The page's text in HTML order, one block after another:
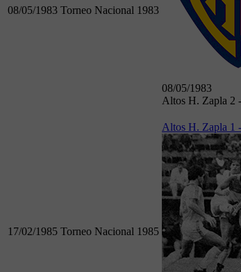
08/05/1983 Torneo Nacional 1983
08/05/1983
Altos H. Zapla 2
17/02/1985 Torneo Nacional 1985
Altos H. Zapla 1